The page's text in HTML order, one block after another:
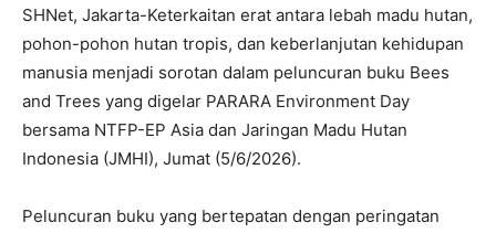
SHNet, Jakarta-Keterkaitan erat antara lebah madu hutan,
pohon-pohon hutan tropis, dan keberlanjutan kehidupan
manusia menjadi sorotan dalam peluncuran buku Bees
and Trees yang digelar PARARA Environment Day
bersama NTFP-EP Asia dan Jaringan Madu Hutan
Indonesia (JMHI), Jumat (5/6/2026).
Peluncuran buku yang bertepatan dengan peringatan